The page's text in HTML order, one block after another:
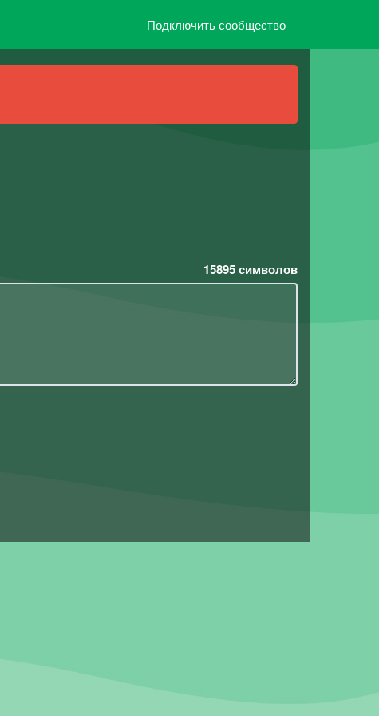
Подключить сообщество
15895символов